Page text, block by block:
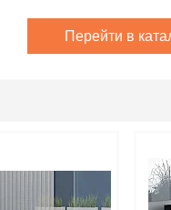
Перейти в